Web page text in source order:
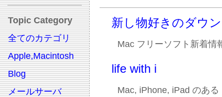
Topic Category
全てのカテゴリ
Apple,Macintosh
Blog
メールサーバ
新し物好きのダウ
Mac フリーソフト新着情
life with i
Mac, iPhone, iPad のある